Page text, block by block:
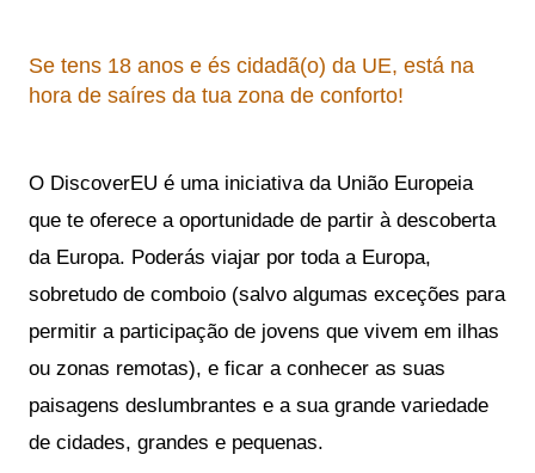
Se tens 18 anos e és cidadã(o) da UE, está na
hora de saíres da tua zona de conforto!
O DiscoverEU é uma iniciativa da União Europeia
que te oferece a oportunidade de partir à descoberta
da Europa. Poderás viajar por toda a Europa,
sobretudo de comboio (salvo algumas exceções para
permitir a participação de jovens que vivem em ilhas
ou zonas remotas), e ficar a conhecer as suas
paisagens deslumbrantes e a sua grande variedade
de cidades, grandes e pequenas.